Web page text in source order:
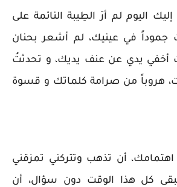
اليوم لم أرَ الطِيبة النائمة على
جموداً في عينيك، لم أشعر بحنان
أخفي يدي عن عنف يديك، و تحدثتُ
هروباً من صرامة كلماتك و قسوة
أن تذهب وتتركني تمزقني
كل هذا الوقت دون سؤال، أن